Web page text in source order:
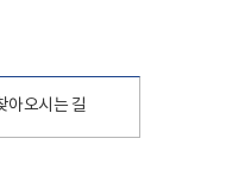
아오시는 길